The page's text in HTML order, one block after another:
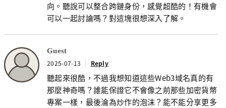
向。聽說可以整合跨鏈身份，感覺超酷的！有機會
可以一起討論嗎？對這塊很想深入了解。
Guest
2025-07-13 Reply
聽起來很酷，不過我想知道這些Web3域名真的有
那麼神奇嗎？誰能保證它不會像之前那些加密貨幣
專案一樣，最後淪為炒作的泡沫？能不能分享更多